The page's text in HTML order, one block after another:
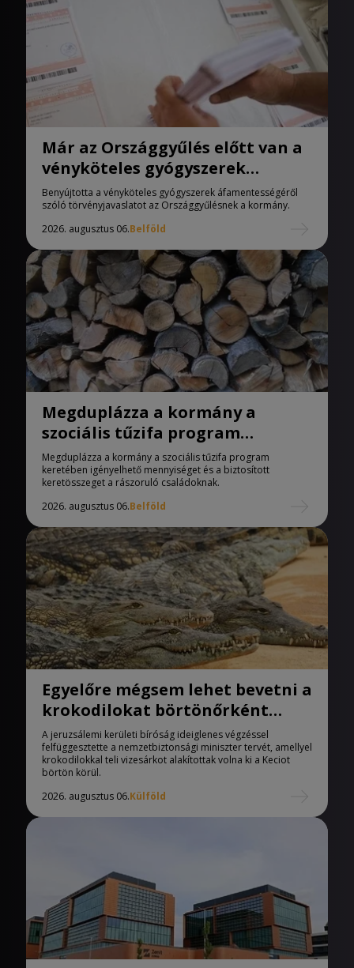
Már az Országgyűlés előtt van a
vényköteles gyógyszerek
áfamentességéről szóló
törvényjavaslat
Benyújtotta a vényköteles gyógyszerek áfamentességéről
szóló törvényjavaslatot az Országgyűlésnek a kormány.
2026. augusztus 06.Belföld
Megduplázza a kormány a
szociális tűzifa program
keretében igényelhető
mennyiséget
Megduplázza a kormány a szociális tűzifa program
keretében igényelhető mennyiséget és a biztosított
keretösszeget a rászoruló családoknak.
2026. augusztus 06.Belföld
Egyelőre mégsem lehet bevetni a
krokodilokat börtönőrként
Izraelben
A jeruzsálemi kerületi bíróság ideiglenes végzéssel
felfüggesztette a nemzetbiztonsági miniszter tervét, amellyel
krokodilokkal teli vizesárkot alakítottak volna ki a Keciot
börtön körül.
2026. augusztus 06.Külföld